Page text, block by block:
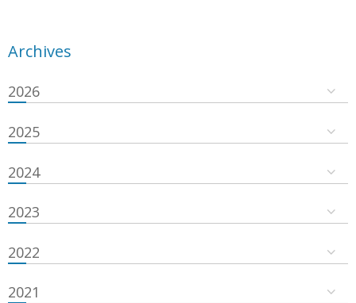
Archives
2026
2025
2024
2023
2022
2021